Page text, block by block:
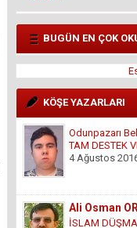
BUGÜN EN ÇOK
KÖŞE YAZARLARI
4 Ağustos
Ali Osman